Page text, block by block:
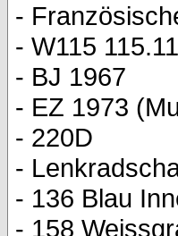
-
- W115
- BJ 1967
- EZ 1973
- 220D
-
- 136 Blau
- 158